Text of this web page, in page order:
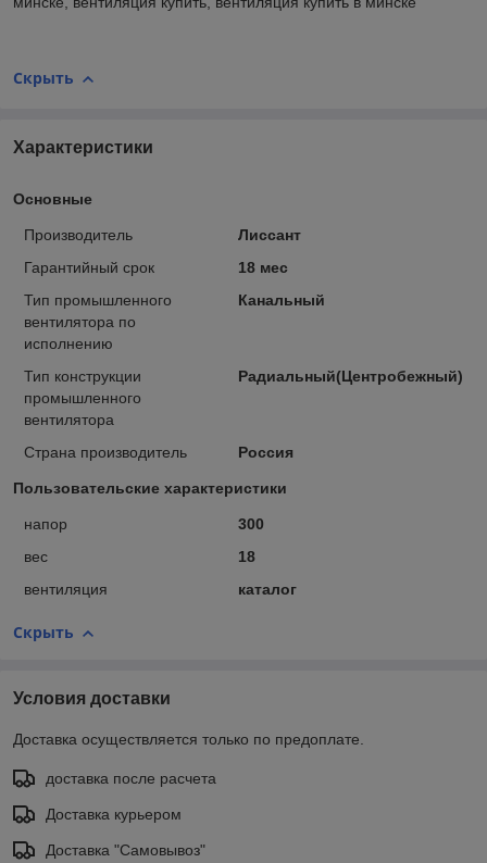
Скрыть
Характеристики
Основные
Производитель
Лиссант
Гарантийный срок
18 мес
Тип промышленного
вентилятора по
исполнению
Канальный
Тип конструкции
промышленного
вентилятора
Радиальный(Центробежный)
Страна производитель Россия
Пользовательские характеристики
напор
300
вес
18
вентиляция
каталог
Скрыть
Условия доставки
Доставка осуществляется только по предоплате.
доставка после расчета
Доставка курьером
Доставка "Самовывоз"